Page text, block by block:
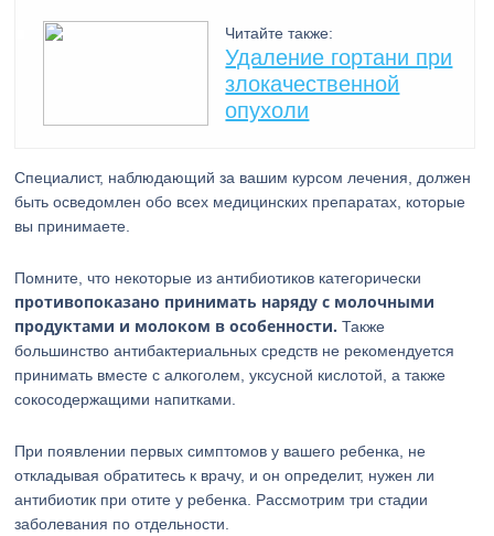
Читайте также:
Удаление гортани при
злокачественной
опухоли
Специалист, наблюдающий за вашим курсом лечения, должен
быть осведомлен обо всех медицинских препаратах, которые
вы принимаете.
Помните, что некоторые из антибиотиков категорически
противопоказано принимать наряду с молочными
продуктами и молоком в особенности. Также
большинство антибактериальных средств не рекомендуется
принимать вместе с алкоголем, уксусной кислотой, а также
сокосодержащими напитками.
При появлении первых симптомов у вашего ребенка, не
откладывая обратитесь к врачу, и он определит, нужен ли
антибиотик при отите у ребенка. Рассмотрим три стадии
заболевания по отдельности.